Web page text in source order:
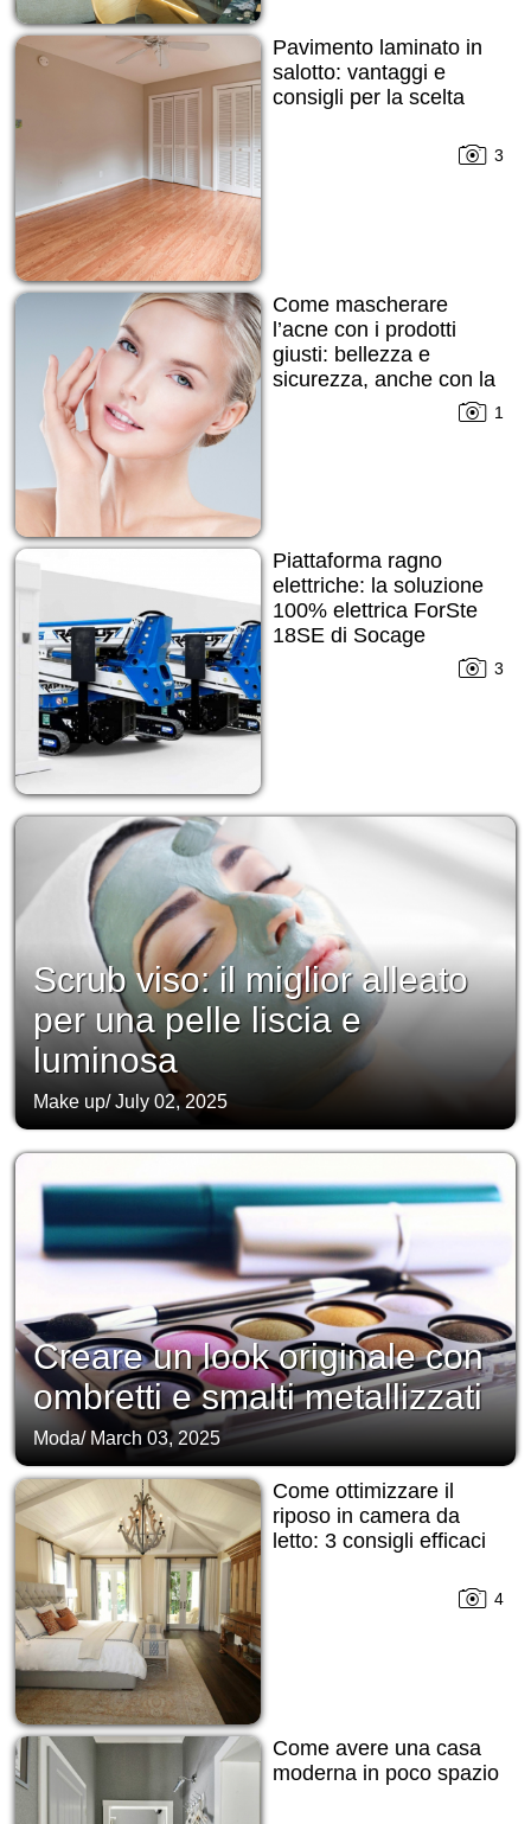
Pavimento laminato in
salotto: vantaggi e
consigli per la scelta
3
Come mascherare
l’acne con i prodotti
giusti: bellezza e
sicurezza, anche con la
1
Piattaforma ragno
elettriche: la soluzione
100% elettrica ForSte
18SE di Socage
3
Scrub viso: il miglior alleato
per una pelle liscia e
luminosa
Make up/July 02, 2025
Creare un look originale con
ombretti e smalti metallizzati
Moda/ March 03, 2025
Come ottimizzare il
riposo in camera da
letto: 3 consigli efficaci
4
Come avere una casa
moderna in poco spazio